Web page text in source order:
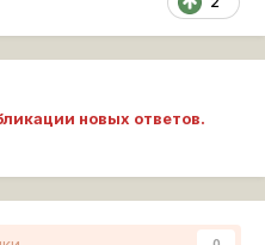
новых ответов.